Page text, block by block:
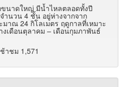
นาดใหญ่ มีน้ำไหลตลอดทั้งปี
ำนวน 4 ชั้น อยู่ห่างจากจาก
าณ 24 กิโลเมตร ฤดูกาลที่เหมาะ
งเดือนตุลาคม – เดือนกุมภาพันธ์
าชม 1,571